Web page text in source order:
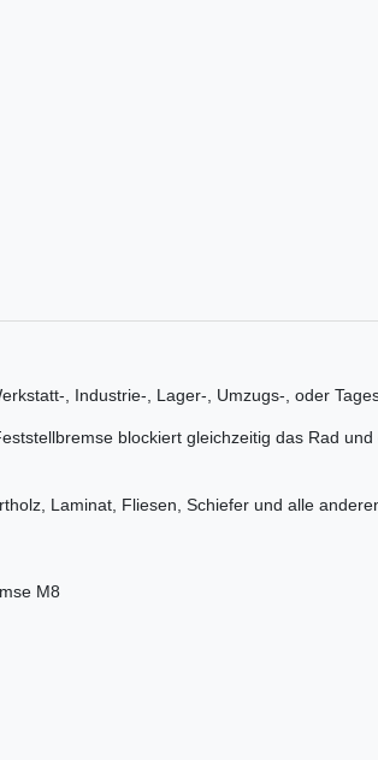
, Industrie-, Lager-, Umzugs-, oder
blockiert gleichzeitig das Rad und
Laminat, Fliesen, Schiefer und alle
M8